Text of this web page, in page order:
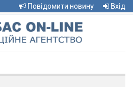
Повідомити новину Вхід
navigation